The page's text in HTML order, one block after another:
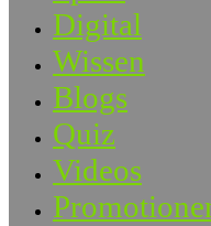
Digital
Wissen
Blogs
Quiz
Videos